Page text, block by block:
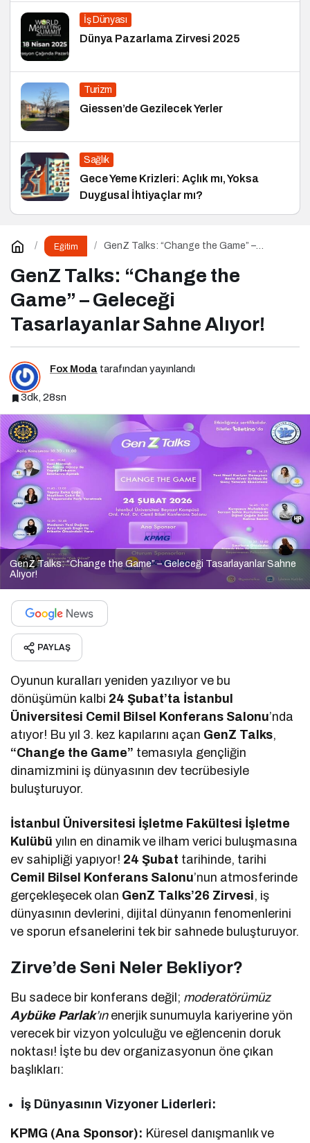
İş Dünyası
Dünya Pazarlama Zirvesi 2025
Turizm
Giessen’de Gezilecek Yerler
Sağlık
Gece Yeme Krizleri: Açlık mı, Yoksa
Duygusal İhtiyaçlar mı?
Eğitim
GenZ Talks: “Change the Game” –
GenZ Talks: “Change the
Game” – Geleceği
Tasarlayanlar Sahne Alıyor!
Fox Moda tarafından yayınlandı
3dk, 28sn
GenZ Talks: “Change the Game” – Geleceği Tasarlayanlar Sahne
Alıyor!
PAYLAŞ
Oyunun kuralları yeniden yazılıyor ve bu
dönüşümün kalbi 24 Şubat’ta İstanbul
Üniversitesi Cemil Bilsel Konferans Salonu’nda
atıyor! Bu yıl 3. kez kapılarını açan GenZ Talks,
“Change the Game” temasıyla gençliğin
dinamizmini iş dünyasının dev tecrübesiyle
buluşturuyor.
İstanbul Üniversitesi İşletme Fakültesi İşletme
Kulübü yılın en dinamik ve ilham verici buluşmasına
ev sahipliği yapıyor! 24 Şubat tarihinde, tarihi
Cemil Bilsel Konferans Salonu’nun atmosferinde
gerçekleşecek olan GenZ Talks’26 Zirvesi, iş
dünyasının devlerini, dijital dünyanın fenomenlerini
ve sporun efsanelerini tek bir sahnede buluşturuyor.
Zirve’de Seni Neler Bekliyor?
Bu sadece bir konferans değil; moderatörümüz
Aybüke Parlak’ınenerjik sunumuyla kariyerine yön
verecek bir vizyon yolculuğu ve eğlencenin doruk
noktası! İşte bu dev organizasyonun öne çıkan
başlıkları:
İş Dünyasının Vizyoner Liderleri:
KPMG (Ana Sponsor): Küresel danışmanlık ve